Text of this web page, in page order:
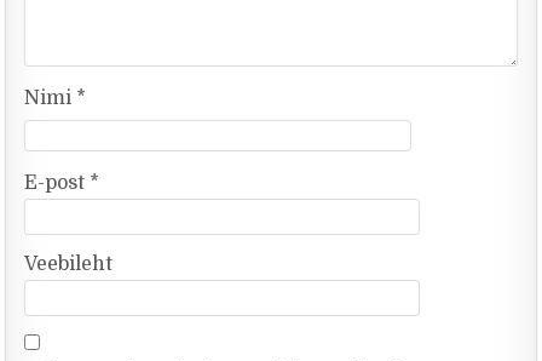
Nimi *
E-post *
Veebileht